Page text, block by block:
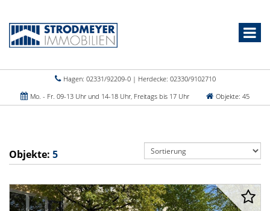
Hagen: 02331/92209-0 | Herdecke: 02330/9102710
Mo. - Fr. 09-13 Uhr und 14-18 Uhr, Freitags bis 17 Uhr
Objekte: 45
Objekte: 5